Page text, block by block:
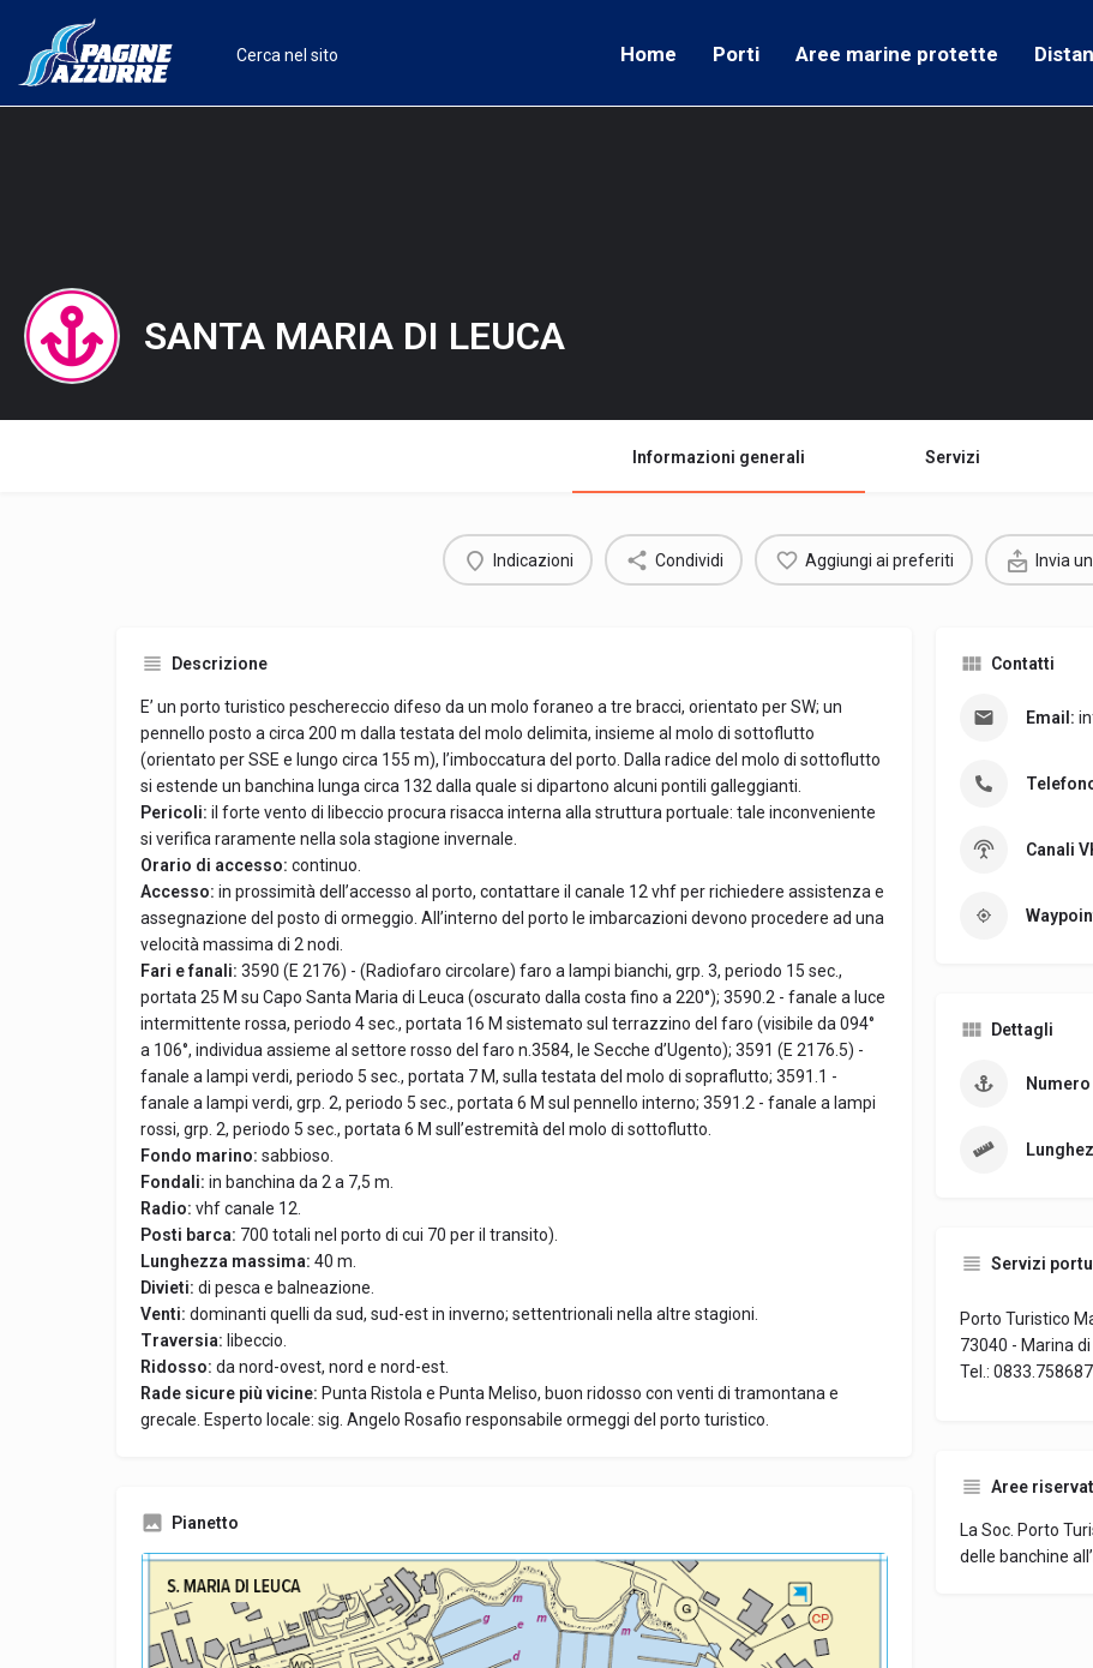
Home Porti Aree marine protette
SANTA MARIA DI LEUCA
Informazioni generali Servizi
Indicazioni Condividi Aggiungi ai preferiti Invia
Descrizione
E’ un porto turistico peschereccio difeso da un molo foraneo a tre bracci, orientato per SW; un
pennello posto a circa 200 m dalla testata del molo delimita, insieme al molo di sottoflutto
(orientato per SSE e lungo circa 155 m), l’imboccatura del porto. Dalla radice del molo di sottoflutto
si estende un banchina lunga circa 132 dalla quale si dipartono alcuni pontili galleggianti.
Pericoli: il forte vento di libeccio procura risacca interna alla struttura portuale: tale inconveniente
si verifica raramente nella sola stagione invernale.
Orario di accesso: continuo.
Accesso: in prossimità dell’accesso al porto, contattare il canale 12 vhf per richiedere assistenza e
assegnazione del posto di ormeggio. All’interno del porto le imbarcazioni devono procedere ad una
velocità massima di 2 nodi.
Fari e fanali: 3590 (E 2176) - (Radiofaro circolare) faro a lampi bianchi, grp. 3, periodo 15 sec.,
portata 25 M su Capo Santa Maria di Leuca (oscurato dalla costa fino a 220°); 3590.2 - fanale a luce
intermittente rossa, periodo 4 sec., portata 16 M sistemato sul terrazzino del faro (visibile da 094°
a 106°, individua assieme al settore rosso del faro n.3584, le Secche d’Ugento); 3591 (E 2176.5) -
fanale a lampi verdi, periodo 5 sec., portata 7 M, sulla testata del molo di sopraflutto; 3591.1 -
fanale a lampi verdi, grp. 2, periodo 5 sec., portata 6 M sul pennello interno; 3591.2 - fanale a lampi
rossi, grp. 2, periodo 5 sec., portata 6 M sull’estremità del molo di sottoflutto.
Fondo marino: sabbioso.
Fondali: in banchina da 2 a 7,5 m.
Radio: vhf canale 12.
Posti barca: 700 totali nel porto di cui 70 per il transito).
Lunghezza massima: 40 m.
Divieti: di pesca e balneazione.
Venti: dominanti quelli da sud, sud-est in inverno; settentrionali nella altre stagioni.
Traversia: libeccio.
Ridosso: da nord-ovest, nord e nord-est.
Rade sicure più vicine: Punta Ristola e Punta Meliso, buon ridosso con venti di tramontana e
grecale. Esperto locale: sig. Angelo Rosafio responsabile ormeggi del porto turistico.
Pianetto
Contatti
Email:
Canali
Dettagli
Servizi
Porto Turistico
73040 - Marina di
Tel.:
Aree
La Soc. Porto
delle banchine